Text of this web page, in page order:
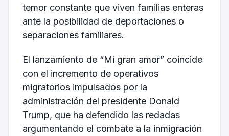
temor constante que viven familias enteras
ante la posibilidad de deportaciones o
separaciones familiares.
El lanzamiento de “Mi gran amor” coincide
con el incremento de operativos
migratorios impulsados por la
administración del presidente Donald
Trump, que ha defendido las redadas
argumentando el combate a la inmigración